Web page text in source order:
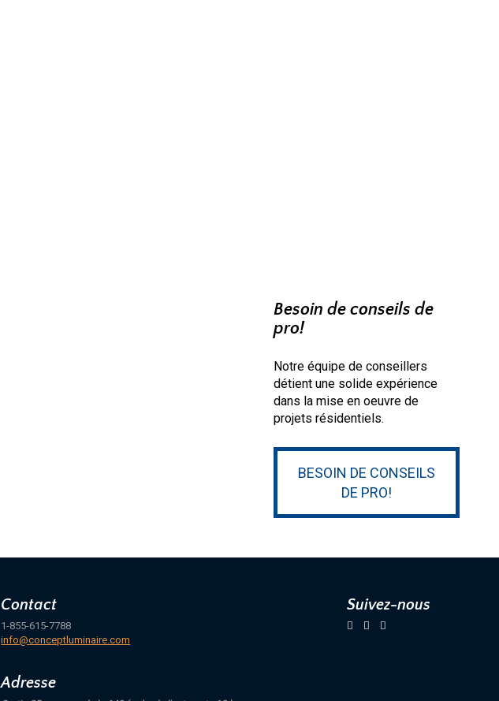
Besoin de conseils de
pro!
Notre équipe de conseillers
détient une solide expérience
dans la mise en oeuvre de
projets résidentiels.
BESOIN DE CONSEILS
DE PRO!
Contact
1-855-615-7788
info@conceptluminaire.com
Adresse
Suivez-nous